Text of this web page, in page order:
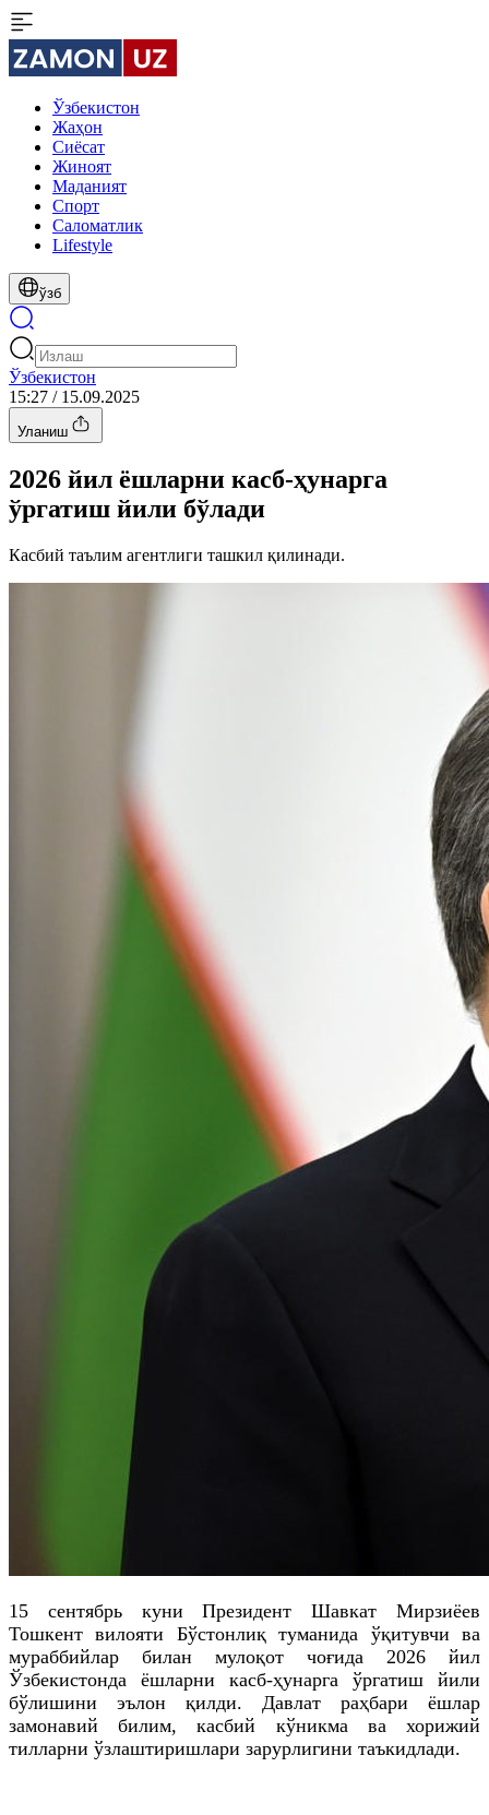
Ўзбекистон
Жаҳон
Сиёсат
Жиноят
Маданият
Спорт
Cаломатлик
Lifestyle
ўзб
Ўзбекистон
15:27 / 15.09.2025
Уланиш
2026 йил ёшларни касб-ҳунарга
ўргатиш йили бўлади
Касбий таълим агентлиги ташкил қилинади.
15 сентябрь куни Президент Шавкат Мирзиёев
Тошкент вилояти Бўстонлиқ туманида ўқитувчи ва
мураббийлар билан мулоқот чоғида 2026 йил
Ўзбекистонда ёшларни касб-ҳунарга ўргатиш йили
бўлишини эълон қилди. Давлат раҳбари ёшлар
замонавий билим, касбий кўникма ва хорижий
тилларни ўзлаштиришлари зарурлигини таъкидлади.